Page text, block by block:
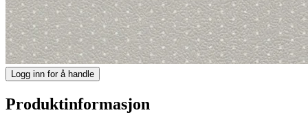
Logg inn for å handle
Produktinformasjon